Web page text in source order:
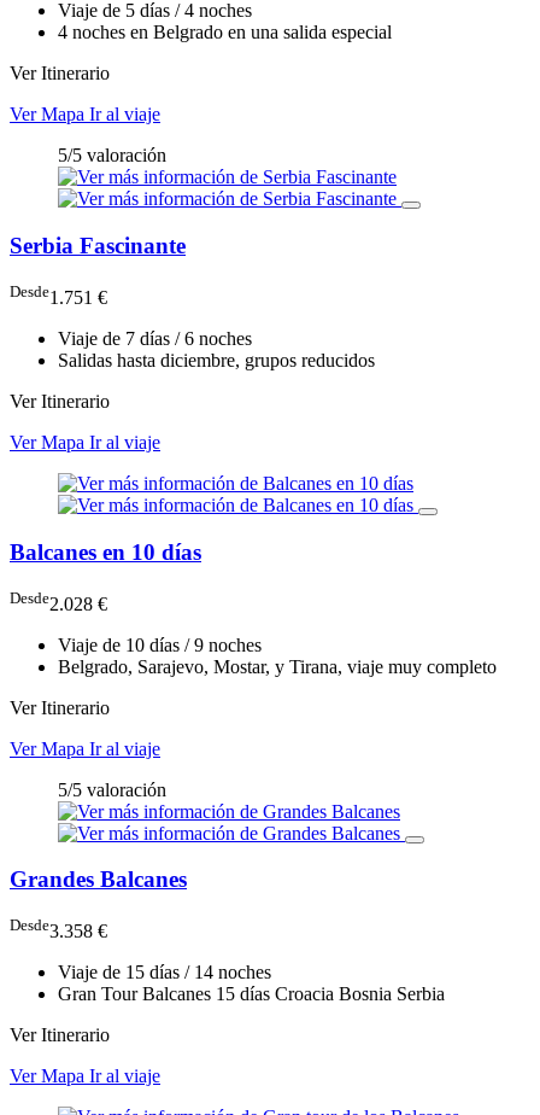
Viaje de 5 días / 4 noches
4 noches en Belgrado en una salida especial
Ver Itinerario
Ver Mapa Ir al viaje
5/5 valoración
Serbia Fascinante
Desde1.751 €
Viaje de 7 días / 6 noches
Salidas hasta diciembre, grupos reducidos
Ver Itinerario
Ver Mapa Ir al viaje
Balcanes en 10 días
Desde2.028 €
Viaje de 10 días / 9 noches
Belgrado, Sarajevo, Mostar, y Tirana, viaje muy completo
Ver Itinerario
Ver Mapa Ir al viaje
5/5 valoración
Grandes Balcanes
Desde3.358 €
Viaje de 15 días / 14 noches
Gran Tour Balcanes 15 días Croacia Bosnia Serbia
Ver Itinerario
Ver Mapa Ir al viaje